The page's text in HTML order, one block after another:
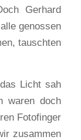
Gerhard
genossen
tauschten
Licht sah
waren doch
Fotofinger
zusammen